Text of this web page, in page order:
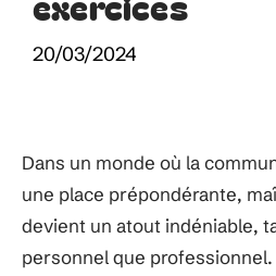
20/03/2024
Dans un monde où la
une place prépondérante,
devient un atout indéniable,
personnel que